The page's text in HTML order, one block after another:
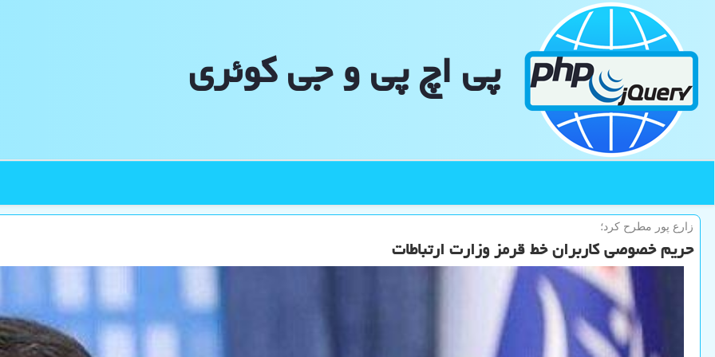
پی اچ پی و جی كوئری
زارع پور مطرح كرد؛
حریم خصوصی کاربران خط قرمز وزارت ارتباطات